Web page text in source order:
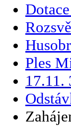
Ples
17.11.